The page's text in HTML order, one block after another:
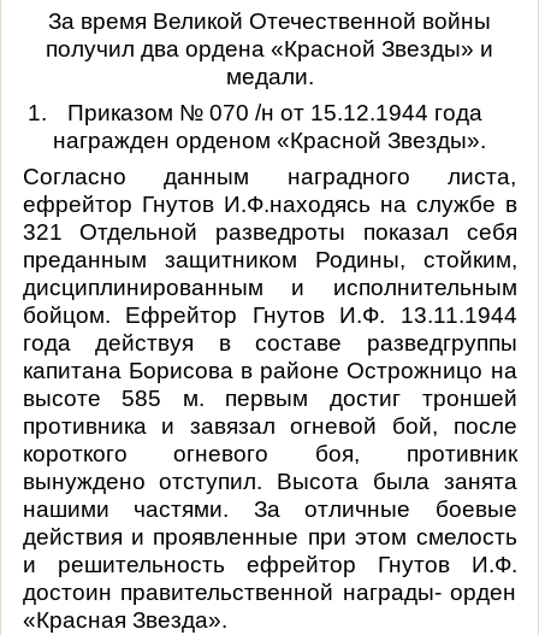
За время Великой Отечественной войны
получил два ордена «Красной Звезды» и
медали.
1.
Приказом № 070 /н от 15.12.1944 года
награжден орденом «Красной Звезды».
Согласно данным наградного листа,
ефрейтор Гнутов И.Ф.находясь на службе в
321 Отдельной разведроты показал себя
преданным защитником Родины, стойким,
дисциплинированным и исполнительным
бойцом. Ефрейтор Гнутов И.Ф. 13.11.1944
года действуя в составе разведгруппы
капитана Борисова в районе Острожницо на
высоте 585 м. первым достиг троншей
противника и завязал огневой бой, после
короткого огневого боя, противник
вынуждено отступил. Высота была занята
нашими частями. За отличные боевые
действия и проявленные при этом смелость
и решительность ефрейтор Гнутов И.Ф.
достоин правительственной награды- орден
«Красная Звезда».